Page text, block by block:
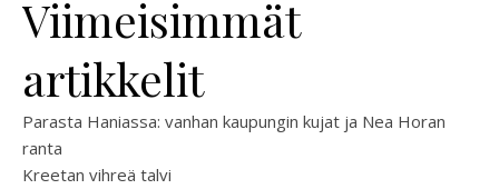
Viimeisimmät
artikkelit
Parasta Haniassa: vanhan kaupungin kujat ja Nea Horan
ranta
Kreetan vihreä talvi